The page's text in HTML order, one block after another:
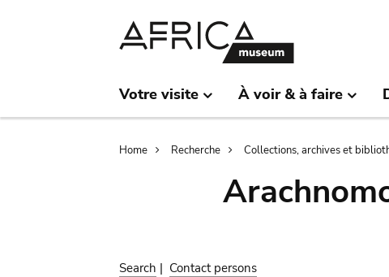
Votre visite À voir & à faire
Breadcrumb
Home Recherche Collections, archives et
Search | Contact persons